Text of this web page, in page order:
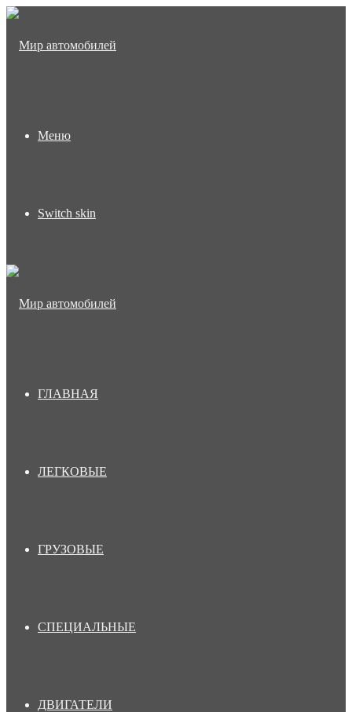
Меню
Switch skin
ГЛАВНАЯ
ЛЕГКОВЫЕ
ГРУЗОВЫЕ
СПЕЦИАЛЬНЫЕ
ДВИГАТЕЛИ